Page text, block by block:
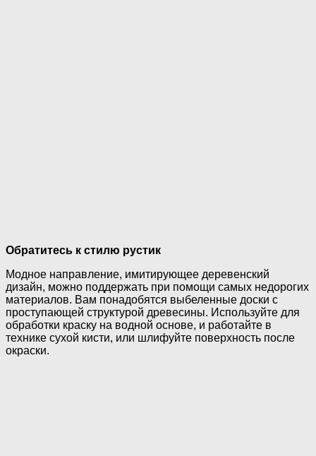
Обратитесь к стилю рустик
Модное направление, имитирующее деревенский
дизайн, можно поддержать при помощи самых недорогих
материалов. Вам понадобятся выбеленные доски с
проступающей структурой древесины. Используйте для
обработки краску на водной основе, и работайте в
технике сухой кисти, или шлифуйте поверхность после
окраски.